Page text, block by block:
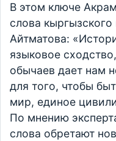
В этом ключе
слова
Айтматова:
языковое
обычаев дает нам
для того, чтобы
мир, единое
По мнению
слова обретают